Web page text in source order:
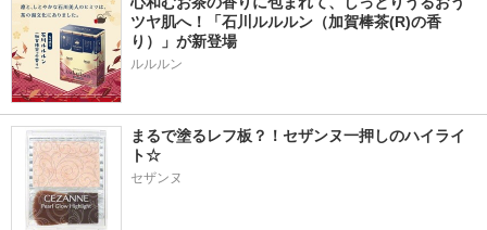
ツヤ肌へ！「石川ルルルン（加賀棒茶(R)の香
り）」が新登場
まるで塗るレフ板？！セザンヌ一押しのハイライ
ト☆
セザンヌ